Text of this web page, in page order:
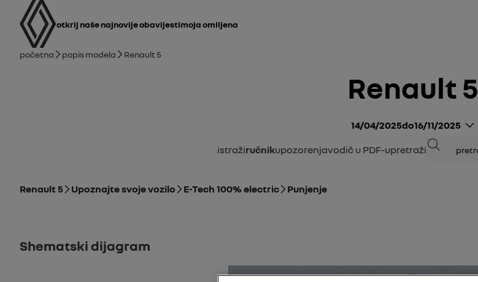
korisnički priručnik
Glavna navigacija
otkrij naše najnovije obavijesti Moja omiljena
mrvice
Početna Popis modela Renault 5
Renault 5
14/04/2025do16/11/2025
Istraži Ručnik Upozorenja vodič u PDF-u pretraži
Pretraživanje
Renault 5 Upoznajte svoje vozilo E-Tech 100% electric Punjenje
Shematski dijagram